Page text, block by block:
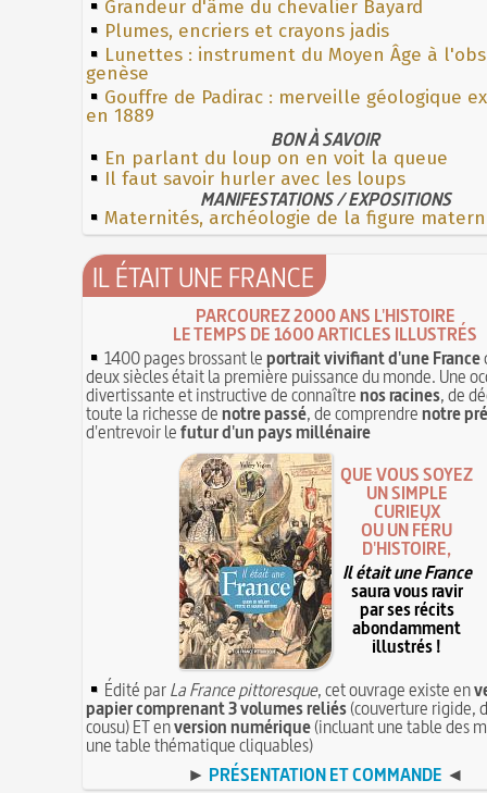
Grandeur d'âme du chevalier Bayard
Plumes, encriers et crayons jadis
Lunettes : instrument du Moyen Âge à
genèse
Gouffre de Padirac : merveille géologique
en 1889
BON À SAVOIR
En parlant du loup on en voit la queue
Il faut savoir hurler avec les loups
MANIFESTATIONS / EXPOSITIONS
Maternités, archéologie de la figure
IL ÉTAIT UNE FRANCE
PARCOUREZ 2000 ANS L'HISTOIRE
LE TEMPS DE 1600 ARTICLES ILLUSTRÉS
1400 pages brossant leportrait vivifiant d'une France
deux siècles était la première puissance du monde. Une
divertissante et instructive de connaîtrenos racines, de
toute la richesse denotre passé, de comprendrenotre
d'entrevoir lefutur d'un pays millénaire
QUE VOUS SOYEZ
UN SIMPLE
CURIEUX
OU UN FÉRU
D'HISTOIRE,
Il était une France
saura vous ravir
par ses récits
abondamment
illustrés !
Édité parLa France pittoresque, cet ouvrage existe en
papier comprenant 3 volumes reliés(couverture rigide,
cousu) ET enversion numérique(incluant une table des
une table thématique cliquables)
► PRÉSENTATION ET COMMANDE ◄